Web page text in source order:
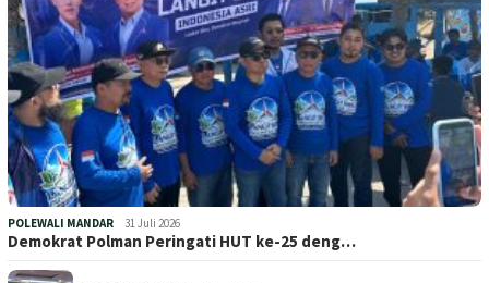
POLEWALI MANDAR 31 Juli 2026
Demokrat Polman Peringati HUT ke-25 deng…